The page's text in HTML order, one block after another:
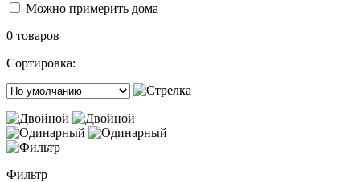
Можно примерить дома
0 товаров
Сортировка:
Фильтр